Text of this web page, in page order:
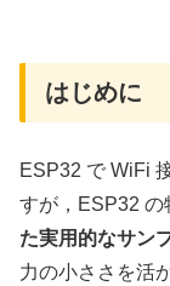
はじめに
ESP32 で WiFi
すが，ESP32 の
た実用的なサン
力の小ささを活